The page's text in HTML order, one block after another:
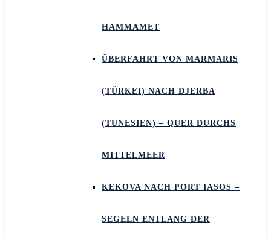
HAMMAMET
ÜBERFAHRT VON MARMARIS
(TÜRKEI) NACH DJERBA
(TUNESIEN) – QUER DURCHS
MITTELMEER
KEKOVA NACH PORT IASOS –
SEGELN ENTLANG DER